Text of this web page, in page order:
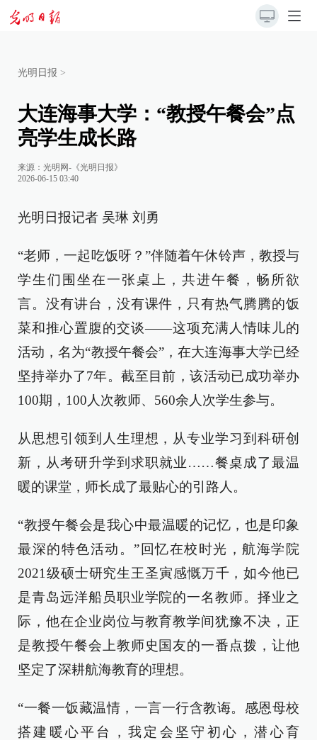
光明日报 >
大连海事大学：“教授午餐会”点
亮学生成长路
来源： 光明网-《光明日报》
2026-06-15 03:40
光明日报记者 吴琳 刘勇
“老师，一起吃饭呀？”伴随着午休铃声，教授与
学生们围坐在一张桌上，共进午餐，畅所欲
言。没有讲台，没有课件，只有热气腾腾的饭
菜和推心置腹的交谈——这项充满人情味儿的
活动，名为“教授午餐会”，在大连海事大学已经
坚持举办了7年。截至目前，该活动已成功举办
100期，100人次教师、560余人次学生参与。
从思想引领到人生理想，从专业学习到科研创
新，从考研升学到求职就业……餐桌成了最温
暖的课堂，师长成了最贴心的引路人。
“教授午餐会是我心中最温暖的记忆，也是印象
最深的特色活动。”回忆在校时光，航海学院
2021级硕士研究生王圣寅感慨万千，如今他已
是青岛远洋船员职业学院的一名教师。择业之
际，他在企业岗位与教育教学间犹豫不决，正
是教授午餐会上教师史国友的一番点拨，让他
坚定了深耕航海教育的理想。
“一餐一饭藏温情，一言一行含教诲。感恩母校
搭建暖心平台，我定会坚守初心，潜心育